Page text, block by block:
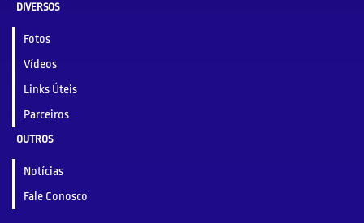
DIVERSOS
Fotos
Vídeos
Links Úteis
Parceiros
OUTROS
Notícias
Fale Conosco